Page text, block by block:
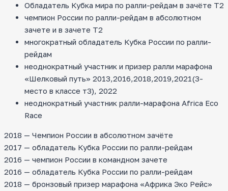
Обладатель Кубка мира по ралли-рейдам в зачёте Т2
чемпион России по ралли-рейдам в абсолютном
зачете и в зачете Т2
многократный обладатель Кубка России по ралли-
рейдам
неоднократный участник и призер ралли марафона
«Шелковый путь» 2013,2016,2018,2019,2021(3-
место в классе т3), 2022
неоднократный участник ралли-марафона Africa Eco
Race
2018 — Чемпион России в абсолютном зачёте
2017 — обладатель Кубка России по ралли-рейдам
2016 — чемпион России в командном зачете
2016 — обладатель Кубка России по ралли-рейдам
2018 — бронзовый призер марафона «Африка Эко Рейс»